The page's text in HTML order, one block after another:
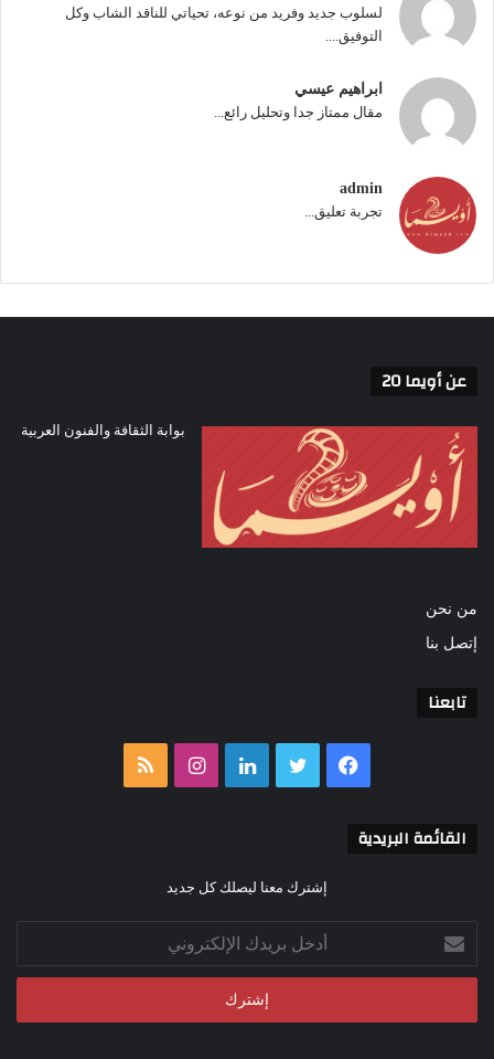
لسلوب جديد وفريد من نوعه، تحياتي للناقد الشاب وكل
التوفيق....
ابراهيم عيسي
مقال ممتاز جدا وتحليل رائع...
admin
تجربة تعليق...
عن أويما 20
بوابة الثقافة والفنون العربية
من نحن
إتصل بنا
تابعنا
فيسبوك تويتر لينكدإن انستقرام
القائمة البريدية
إشترك معنا ليصلك كل جديد
أدخل
بريدك
الإلكتروني